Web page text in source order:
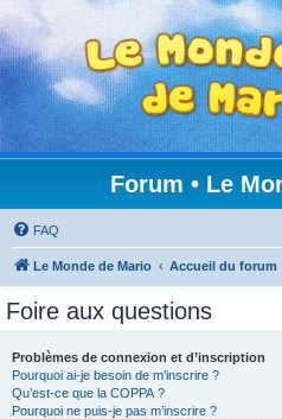
Forum • Le
FAQ
Le Monde de Mario Accueil du forum
Foire aux questions
Problèmes de connexion et d’inscription
Pourquoi ai-je besoin de m’inscrire ?
Qu’est-ce que la COPPA ?
Pourquoi ne puis-je pas m’inscrire ?